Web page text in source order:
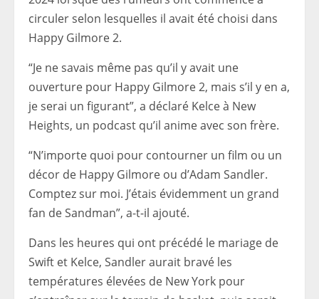
circuler selon lesquelles il avait été choisi dans
Happy Gilmore 2.
“Je ne savais même pas qu’il y avait une
ouverture pour Happy Gilmore 2, mais s’il y en a,
je serai un figurant”, a déclaré Kelce à New
Heights, un podcast qu’il anime avec son frère.
“N’importe quoi pour contourner un film ou un
décor de Happy Gilmore ou d’Adam Sandler.
Comptez sur moi. J’étais évidemment un grand
fan de Sandman”, a-t-il ajouté.
Dans les heures qui ont précédé le mariage de
Swift et Kelce, Sandler aurait bravé les
températures élevées de New York pour